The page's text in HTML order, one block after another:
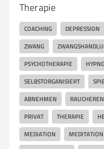
Therapie
COACHING DEPRESSION
ZWANG
PSYCHOTHERAPIE
SELBSTORGANISIERT
ABNEHMEN
PRIVAT THERAPIE
MEDIATION MEDITATION